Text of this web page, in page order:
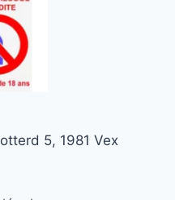
5, 1981 Vex